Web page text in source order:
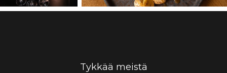
Tykkää meistä